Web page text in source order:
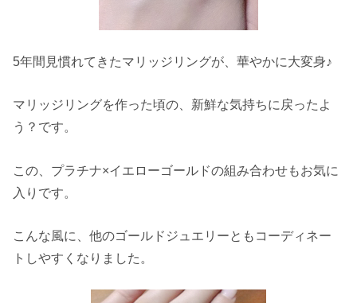
5年間見慣れてきたマリッジリングが、華やかに大変身♪
マリッジリングを作った頃の、新鮮な気持ちに戻ったよ
う？です。
この、プラチナ×イエローゴールドの組み合わせもお気に
入りです。
こんな風に、他のゴールドジュエリーともコーディネー
トしやすくなりました。